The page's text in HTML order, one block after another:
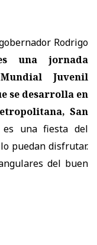
Rodrigo
una jornada
Juvenil
se desarrolla en
San
una fiesta del
puedan disfrutar.
del buen